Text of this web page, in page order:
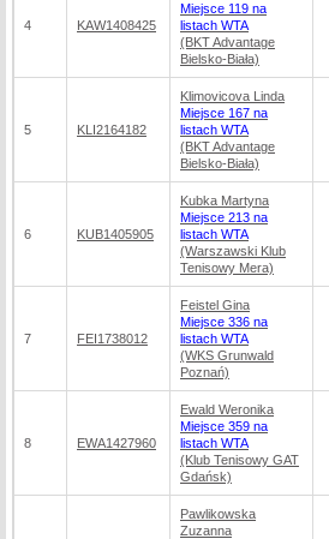
4 KAW1408425
Miejsce 119 na
listach WTA
(BKT Advantage
Bielsko-Biała)
5 KLI2164182
Klimovicova Linda
Miejsce 167 na
listach WTA
(BKT Advantage
Bielsko-Biała)
6 KUB1405905
Kubka Martyna
Miejsce 213 na
listach WTA
(Warszawski Klub
Tenisowy Mera)
7 FEI1738012
Feistel Gina
Miejsce 336 na
listach WTA
(WKS Grunwald
Poznań)
8 EWA1427960
Ewald Weronika
Miejsce 359 na
listach WTA
(Klub Tenisowy GAT
Gdańsk)
Pawlikowska
Zuzanna